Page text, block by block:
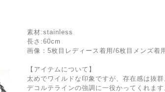
素材:stainless
長さ:60cm
画像：5枚目レディース着用/6枚目メンズ着
【アイテムについて】
太めでワイルドな印象ですが、存在感は抜群
デコルテラインの強調に一役かってくれます